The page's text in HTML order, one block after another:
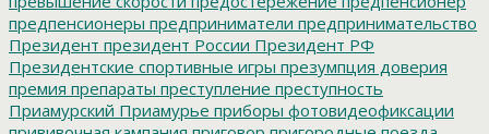
предпенсионеры предприниматели предпринимательство
Президент президент России Президент РФ
Президентские спортивные игры презумпция доверия
премия препараты преступление преступность
Приамурский Приамурье приборы фотовидеофиксации